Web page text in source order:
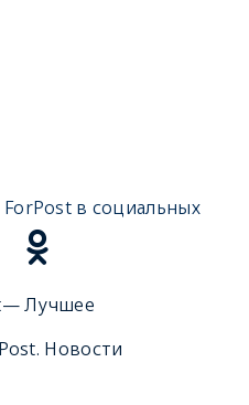
в социальных
Лучшее
Новости